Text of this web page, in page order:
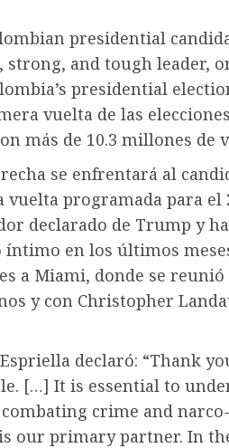
presidential
strong, and tough leader,
presidential
vuelta de las
más de 10.3 millones de
se enfrentará al
vuelta programada para el
declarado de Trump y
íntimo en los últimos
a Miami, donde se
y con Christopher
declaró: “Thank
[…] It is essential to
crime and
is our primary partner. In